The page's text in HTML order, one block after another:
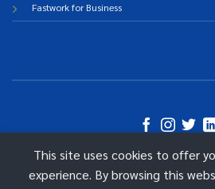
Fastwork for Business
©
2026 Fastwork
This site uses cookies to offer
experience. By browsing this